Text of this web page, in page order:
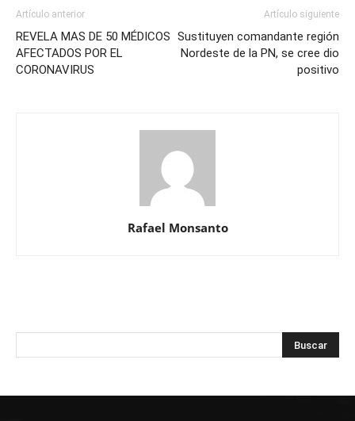
Artículo anterior
REVELA MAS DE 50 MÉDICOS
AFECTADOS POR EL
CORONAVIRUS
Artículo siguiente
Sustituyen comandante región
Nordeste de la PN, se cree dio
positivo
Rafael Monsanto